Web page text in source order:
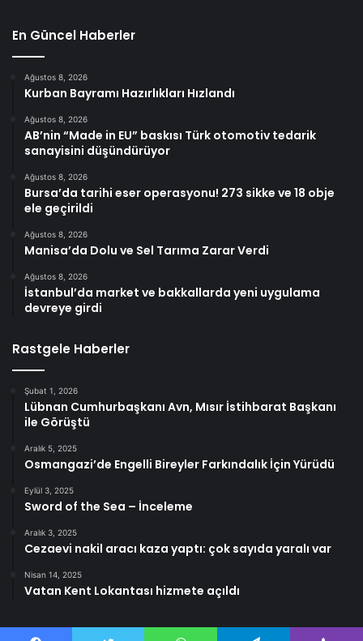
En Güncel Haberler
Ağustos 8, 2026
Kurban Bayramı Hazırlıkları Hızlandı
Ağustos 8, 2026
AB’nin “Made in EU” baskısı Türk otomotiv tedarik
sanayisini düşündürüyor
Ağustos 8, 2026
Bursa’da tarihi eser operasyonu! 273 sikke ve 18 obje
ele geçirildi
Ağustos 8, 2026
Manisa’da Dolu ve Sel Tarıma Zarar Verdi
Ağustos 8, 2026
İstanbul’da market ve bakkallarda yeni uygulama
devreye girdi
Rastgele Haberler
Şubat 1, 2026
Lübnan Cumhurbaşkanı Avn, Mısır İstihbarat Başkanı
ile Görüştü
Aralık 5, 2025
Osmangazi’de Engelli Bireyler Farkındalık İçin Yürüdü
Eylül 3, 2025
Sword of the Sea – İnceleme
Aralık 3, 2025
Cezaevi nakil aracı kaza yaptı: çok sayıda yaralı var
Nisan 14, 2025
Vatan Kent Lokantası hizmete açıldı